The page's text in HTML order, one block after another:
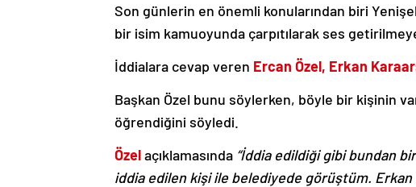
Son günlerin en önemli konularından biri
bir isim kamuoyunda çarpıtılarak ses getirilmeye
İddialara cevap veren Ercan Özel, Erkan
Başkan Özel bunu söylerken, böyle bir kişinin
öğrendiğini söyledi.
Özelaçıklamasında “İddia edildiği gibi bundan
iddia edilen kişi ile belediyede görüştüm. Erkan